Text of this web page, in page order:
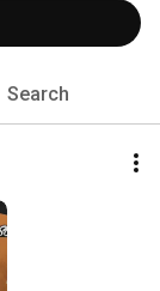
Search